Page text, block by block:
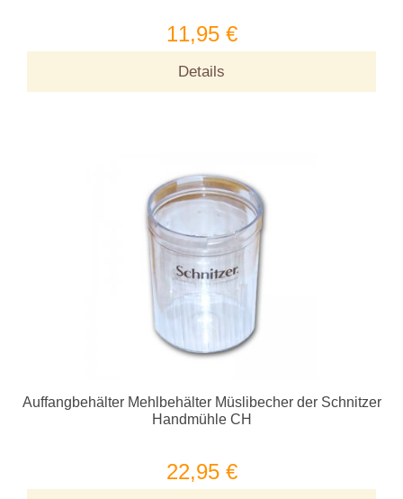
11,95 €
Details
Auffangbehälter Mehlbehälter Müslibecher der Schnitzer
Handmühle CH
22,95 €